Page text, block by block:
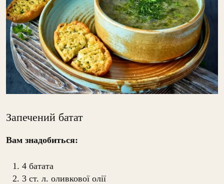
Запечений батат
Вам знадобиться:
4 батата
3 ст. л. оливкової олії